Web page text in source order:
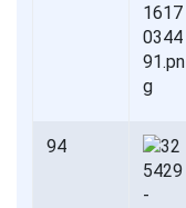
94